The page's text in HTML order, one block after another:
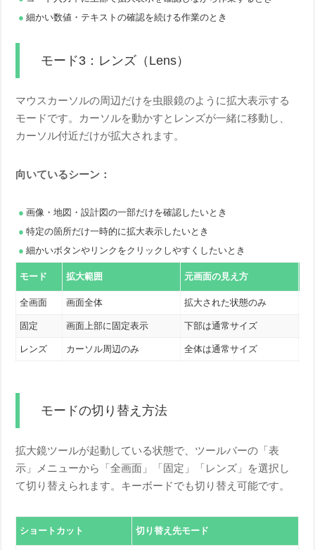
細かい数値・テキストの確認を続ける作業のとき
モード3：レンズ（Lens）
マウスカーソルの周辺だけを虫眼鏡のように拡大表示する
モードです。カーソルを動かすとレンズが一緒に移動し、
カーソル付近だけが拡大されます。
向いているシーン：
画像・地図・設計図の一部だけを確認したいとき
特定の箇所だけ一時的に拡大表示したいとき
細かいボタンやリンクをクリックしやすくしたいとき
モード 拡大範囲 元画面の見え方
全画面 画面全体 拡大された状態のみ
固定 画面上部に固定表示 下部は通常サイズ
レンズ カーソル周辺のみ 全体は通常サイズ
モードの切り替え方法
拡大鏡ツールが起動している状態で、ツールバーの「表
示」メニューから「全画面」「固定」「レンズ」を選択し
て切り替えられます。キーボードでも切り替え可能です。
ショートカット 切り替え先モード